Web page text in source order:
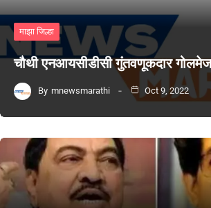
माझा जिल्हा
चौथी एनआयसीडीसी गुंतवणूकदार गोलमेज
By mnewsmarathi Oct 9, 2022